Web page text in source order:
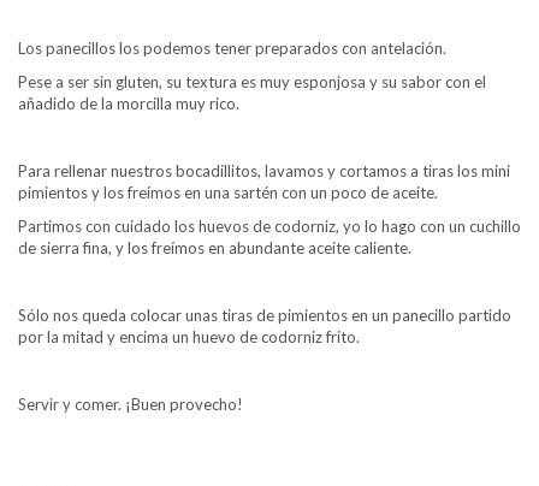
Los panecillos los podemos tener preparados con antelación.
Pese a ser sin gluten, su textura es muy esponjosa y su sabor con el
añadido de la morcilla muy rico.
Para rellenar nuestros bocadillitos, lavamos y cortamos a tiras los mini
pimientos y los freímos en una sartén con un poco de aceite.
Partimos con cuidado los huevos de codorniz, yo lo hago con un cuchillo
de sierra fina, y los freímos en abundante aceite caliente.
Sólo nos queda colocar unas tiras de pimientos en un panecillo partido
por la mitad y encima un huevo de codorniz frito.
Servir y comer. ¡Buen provecho!